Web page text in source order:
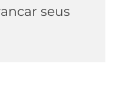
seus